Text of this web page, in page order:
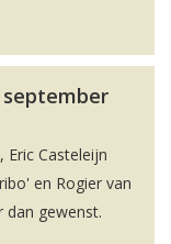
september
Eric Casteleijn
en Rogier van
dan gewenst.